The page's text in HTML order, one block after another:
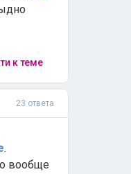
к теме
23 ответа
.
вообще